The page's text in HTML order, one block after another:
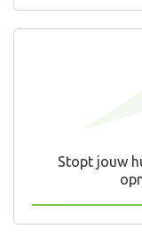
Stopt jouw